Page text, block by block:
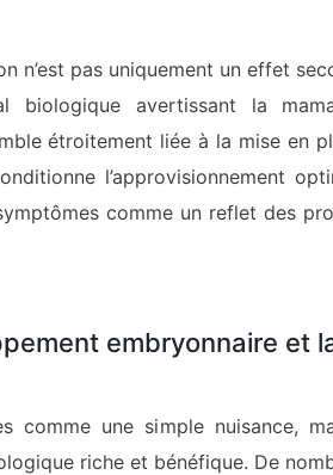
n’est pas uniquement un effet
biologique avertissant la
étroitement liée à la mise en
l’approvisionnement
comme un reflet des
embryonnaire et
comme une simple nuisance,
riche et bénéfique. De